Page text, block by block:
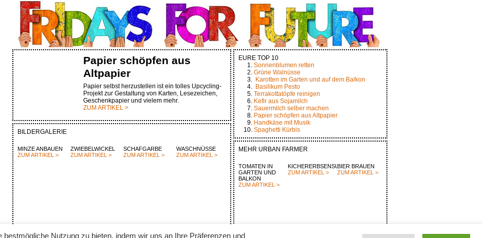
EURE TOP 10
Sonnenblumen retten
Grüne Walnüsse
Karotten im Garten und auf dem Balkon
Basilikum Pesto
Terrakottatöpfe reinigen
Kefir aus Sojamilch
Sauermilch selber machen
Papier schöpfen aus Altpapier
Handkäse mit Musik
Spaghetti Kürbis
MEHR URBAN FARMER
TOMATEN IN
GARTEN UND
BALKON
ZUM ARTIKEL >
KICHERERBSENSUPPE
ZUM ARTIKEL >
BIER BRAUEN
ZUM ARTIKEL >
Papier schöpfen aus
Altpapier
Papier selbst herzustellen ist ein tolles Upcycling-
Projekt zur Gestaltung von Karten, Lesezeichen,
Geschenkpapier und vielem mehr.
ZUM ARTIKEL >
BILDERGALERIE
MINZE ANBAUEN
ZUM ARTIKEL >
ZWIEBELWICKEL
ZUM ARTIKEL >
SCHAFGARBE
ZUM ARTIKEL >
WASCHNÜSSE
ZUM ARTIKEL >
Nutzung zu bieten, indem wir uns an Ihre Präferenzen und